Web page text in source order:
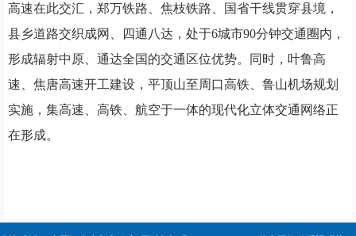
高速在此交汇，郑万铁路 、焦枝铁路、国省干线贯穿县境，
县乡道路交织成网、四通八达，处于6城市90分钟交通圈内，
形成辐射中原、通达全国的交通区位优势。
同时， 叶鲁高
速、焦唐高速开工建设，平顶山至周口高铁、鲁山机场规划
实施，集高速、高铁、航空于一体的现代化立体交通网络正
在形成。